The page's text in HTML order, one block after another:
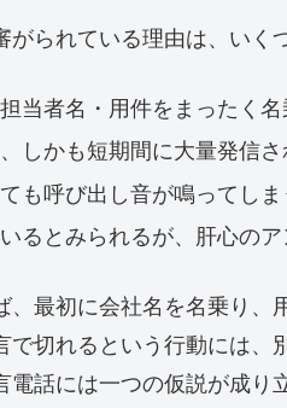
がられている理由は、いく
当者名・用件をまったく
しかも短期間に大量発信
も呼び出し音が鳴ってし
るとみられるが、肝心の
、最初に会社名を名乗り
で切れるという行動には
電話には一つの仮説が成